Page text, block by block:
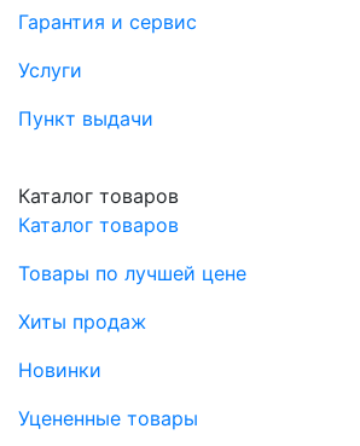
Гарантия и сервис
Услуги
Пункт выдачи
Каталог товаров
Каталог товаров
Товары по лучшей цене
Хиты продаж
Новинки
Уцененные товары